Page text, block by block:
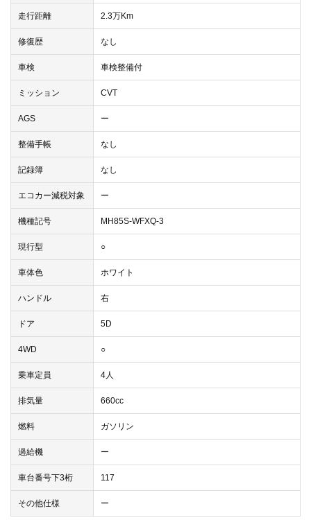
走行距離 2.3万Km
修復歴 なし
車検 車検整備付
ミッション CVT
AGS ー
整備手帳 なし
記録簿 なし
エコカー減税対象 ー
機種記号 MH85S-WFXQ-3
現行型 ○
車体色 ホワイト
ハンドル 右
ドア 5D
4WD ○
乗車定員 4人
排気量 660cc
燃料 ガソリン
過給機 ー
車台番号下3桁 117
その他仕様 ー